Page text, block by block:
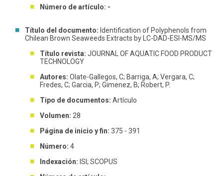
Número de artículo: -
Título del documento: Identification of Polyphenols from
Chilean Brown Seaweeds Extracts by LC-DAD-ESI-MS/MS
Título revista: JOURNAL OF AQUATIC FOOD PRODUCT
TECHNOLOGY
Autores: Olate-Gallegos, C; Barriga, A; Vergara, C;
Fredes, C; Garcia, P; Gimenez, B; Robert, P.
Tipo de documentos: Artículo
Volumen: 28
Página de inicio y fin: 375 - 391
Número: 4
Indexación: ISI; SCOPUS